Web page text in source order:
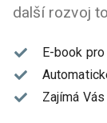
další rozvoj
E-book
Zajímá